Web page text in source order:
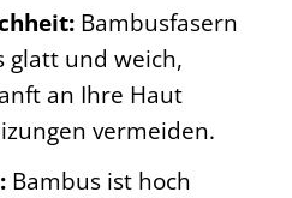
Bambusfasern
glatt und weich,
an Ihre Haut
vermeiden.
Bambus ist hoch